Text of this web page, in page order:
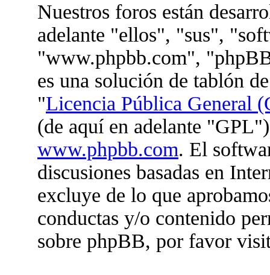
Nuestros foros están
adelante "ellos", "sus",
"www.phpbb.com",
es una solución de tablón
"Licencia Pública General
(de aquí en adelante
www.phpbb.com. El
discusiones basadas en
excluye de lo que
conductas y/o contenido
sobre phpBB, por favor